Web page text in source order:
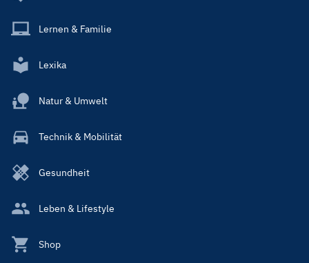
Lernen & Familie
Lexika
Natur & Umwelt
Technik & Mobilität
Gesundheit
Leben & Lifestyle
Shop